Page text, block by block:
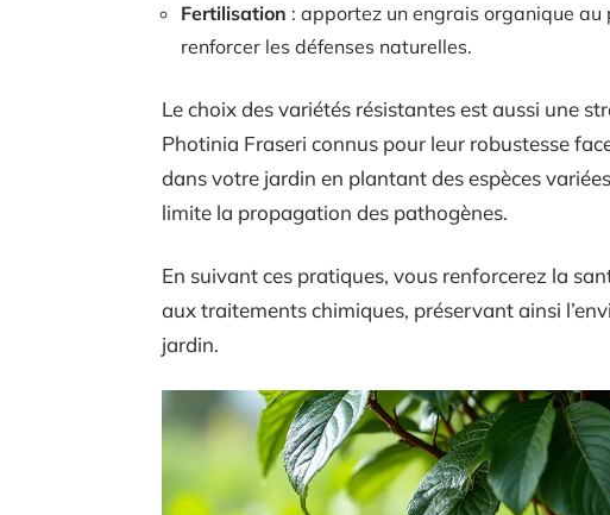
Fertilisation : apportez un engrais organique
renforcer les défenses naturelles.
Le choix des variétés résistantes est aussi une
Photinia Fraseri connus pour leur robustesse
dans votre jardin en plantant des espèces
limite la propagation des pathogènes.
En suivant ces pratiques, vous renforcerez la
aux traitements chimiques, préservant ainsi
jardin.